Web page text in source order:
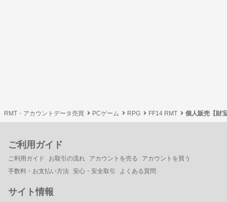
RMT・アカウントデータ売買 PCゲーム RPG FF14 RMT 個人販売【財
ご利用ガイド
ご利用ガイド お取引の流れ アカウントを売る
アカウントを買う
手数料・お支払い方法 安心・安全取引 よくある質問
サイト情報